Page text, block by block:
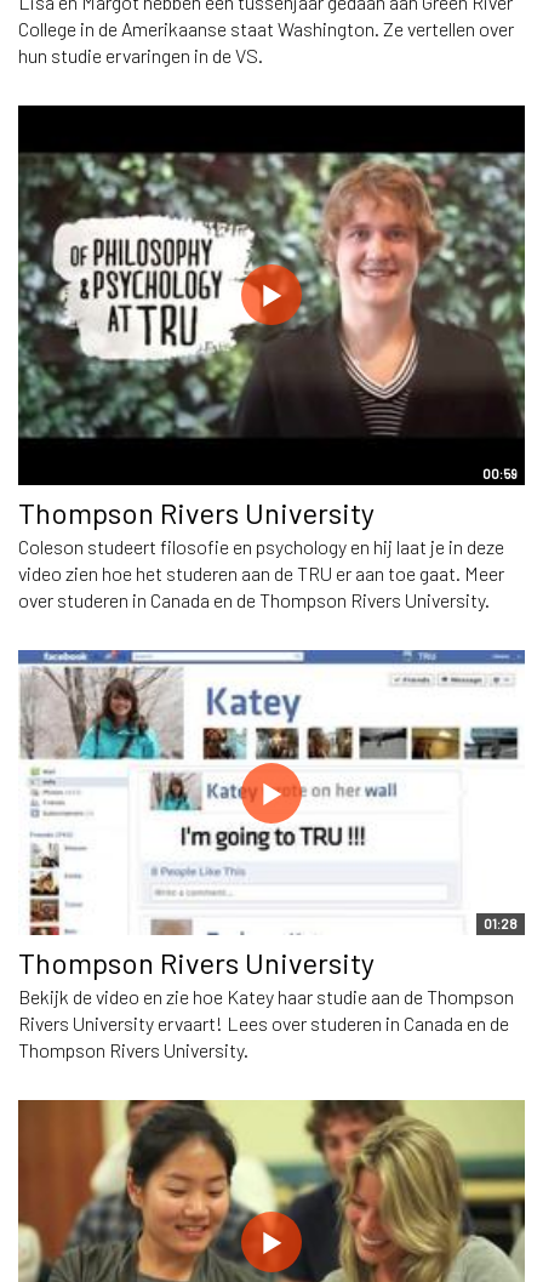
College in de Amerikaanse staat Washington. Ze vertellen over
hun studie ervaringen in de VS.
00:59
Thompson Rivers University
Coleson studeert filosofie en psychology en hij laat je in deze
video zien hoe het studeren aan de TRU er aan toe gaat. Meer
over studeren in Canada en de Thompson Rivers University.
01:28
Thompson Rivers University
Bekijk de video en zie hoe Katey haar studie aan de Thompson
Rivers University ervaart! Lees over studeren in Canada en de
Thompson Rivers University.